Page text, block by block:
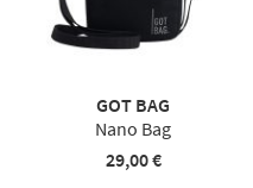
GOT BAG
Nano Bag
29,00 €